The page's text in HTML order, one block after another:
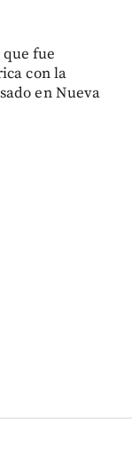
que fue
con la
en Nueva